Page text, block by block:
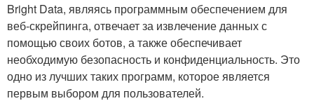
Bright Data, являясь программным обеспечением для
веб-скрейпинга, отвечает за извлечение данных с
помощью своих ботов, а также обеспечивает
необходимую безопасность и конфиденциальность. Это
одно из лучших таких программ, которое является
первым выбором для пользователей.